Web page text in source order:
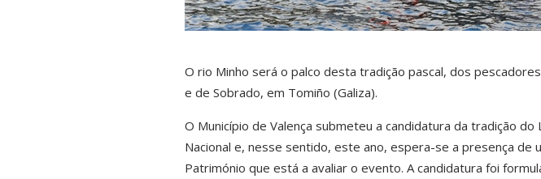
O rio Minho será o palco desta tradição pascal, dos
e de Sobrado, em Tomiño (Galiza).
O Município de Valença submeteu a candidatura da tradição
Nacional e, nesse sentido, este ano, espera-se a presença de
Património que está a avaliar o evento. A candidatura foi